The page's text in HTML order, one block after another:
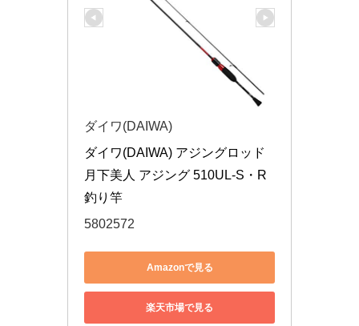
ダイワ(DAIWA)
ダイワ(DAIWA) アジングロッド
月下美人 アジング 510UL-S・R
釣り竿
5802572
Amazonで見る
楽天市場で見る